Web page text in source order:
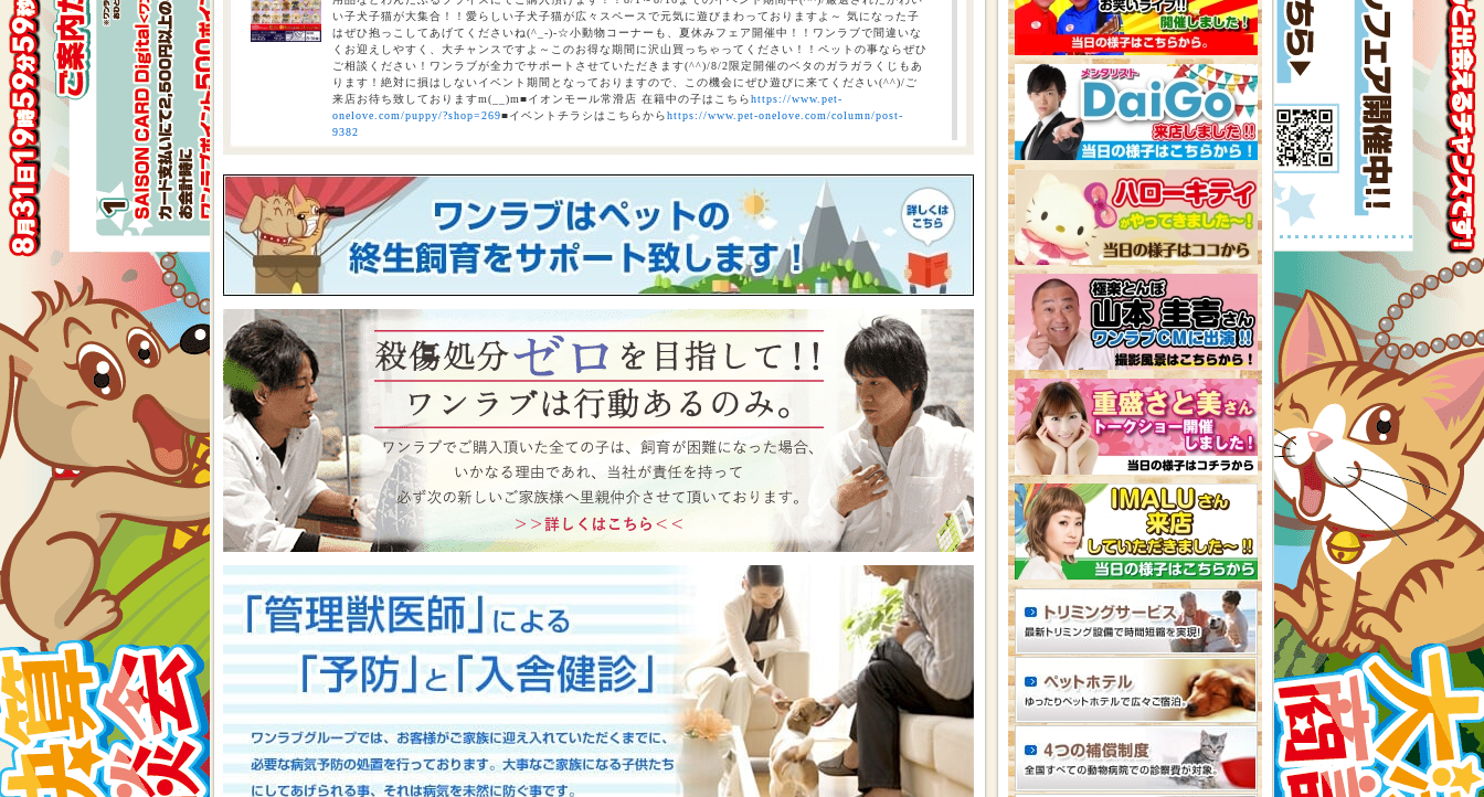
い子犬子猫が大集合！！愛らしい子犬子猫が広々スペースで元気に遊びまわっておりますよ～ 気になった子
はぜひ抱っこしてあげてくださいね(^_-)-☆小動物コーナーも、夏休みフェア開催中！！ワンラブで間違いな
くお迎えしやすく、大チャンスですよ～このお得な期間に沢山買っちゃってください！！ペットの事ならぜひ
ご相談ください！ワンラブが全力でサポートさせていただきます(^^)/8/2限定開催のベタのガラガラくじもあ
ります！絶対に損はしないイベント期間となっておりますので、この機会にぜひ遊びに来てください(^^)/ご
来店お待ち致しておりますm(__)m■イオンモール常滑店 在籍中の子はこちらhttps://www.pet-
onelove.com/puppy/?shop=269■イベントチラシはこちらからhttps://www.pet-onelove.com/column/post-
9382
2026-07-31
【2026年 大決算商談会 第2弾開催！！】ワンラブ総決算 22周年祭｜大決算商談会開幕！！ 8/31お引渡
しまで
ペットショップ ワンラブ 本気の大決算商談会！！ ワンラブ看板店舗にて、ポイントプレゼントキャンペー
ンがスタート！！ 2026年8月1日にLINE配信されておりますクーポンを2,500円以上のお会計時にご利用頂
くと、ワンラブポイントをプレゼント！！まだ会員アプリをご利用中でない方は、店頭で会員アプリを取得頂
くとクーポンが配信されますので、最寄店舗にてぜひご確認ください！！※ワンラブ看板店舗が対象※ 小動
くださいね イベント内容はこちら
https://www.pet-onelove.com/column/post-9344/
2026-07-24
【大決算2026開催！！】香川県 ワンラブ イオンタウン宇多津店＆ゆめタウン三豊店 一年で一番お得な
大決算フェア開催中！！7/25～8/9まで｜ワンラブグループ
香川県のみなさま、お世話になっております！！7月25日(土)より、ペットショップ ワンラブ イオンタウン宇
多津店、ゆめタウン三豊店合同にて、大決算フェアを開催させていただきます！！7/25～8/9までのイベント
期間中(^^)/厳選されたかわいい子犬子猫が大集合！！今年もぜひ遊びに来てください(^^)/ペット用品も専門
店として、品揃え豊富に取り揃えで、わんだふるプライスとなっております♪愛らしい子犬子猫が広々スペー
スで元気に遊びまわっておりますよ～ 気になった子はぜひ抱っこしてあげてくださいね(^_-)-☆一年で一番！
お迎えのチャンスですよ～このお得な期間に沢山買っちゃってください！！ペットの事ならぜひご相談くださ
い！ワンラブが全力でサポートさせていただきます(^^)/改めまして、地域の皆様に愛されるペットショップ
としてスタッフ一同頑張ってまいりますm(__)m ■ゆめタウン三豊店 在籍中の子はこちら https://www.pet-
2026-07-17
【Meet Your New Family Fes 開催！！】長野県 ワンラブ アリオ上田店 動物大集合イベント開催！！
7/18～8/2まで｜ワンラブグループ
長野のみなさま！！お世話になっております!ワンラブです(^^)/暑い日も多くなってまいりましたね 熱中症に
は注意しましょう！！ワンラブでもHOTなイベントが開催されていきますよ～(#^.^#)7月18日(土)より、ペッ
トショップ ワンラブ アリオ上田店にて、ペットイベントを開催させていただきます！！地域のみなさまに感
謝の想いを込めて、ペット用品などわんだふるプライスにてご購入頂けます！！7/18～8/2までのイベント期
間中(^^)/厳選されたかわいい子犬子猫が大集合！！愛らしい子犬子猫が広々スペースで元気に遊びまわって
おりますよ～ 気になった子はぜひ抱っこしてあげてくださいね(^_-)-☆大決算商談会も開催されておりますの
で、ワンラブで間違いなくお迎えしやすく、大チャンスですよ～このお得な期間に沢山買っちゃってくださ